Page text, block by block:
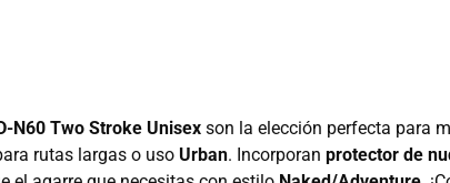
N60 Two Stroke Unisex son la elección perfecta para
rutas largas o uso Urban. Incorporan protector de